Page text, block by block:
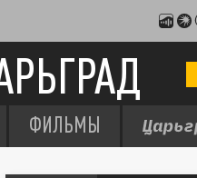
ФИЛЬМЫ